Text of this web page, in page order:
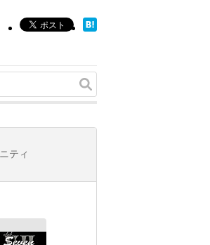
ティ